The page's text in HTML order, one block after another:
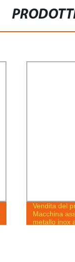
Vendita del
Macchina
metallo inox